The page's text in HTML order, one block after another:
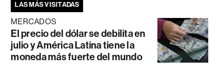
LAS MÁS VISITADAS
MERCADOS
El precio del dólar se debilita en
julio y América Latina tiene la
moneda más fuerte del mundo